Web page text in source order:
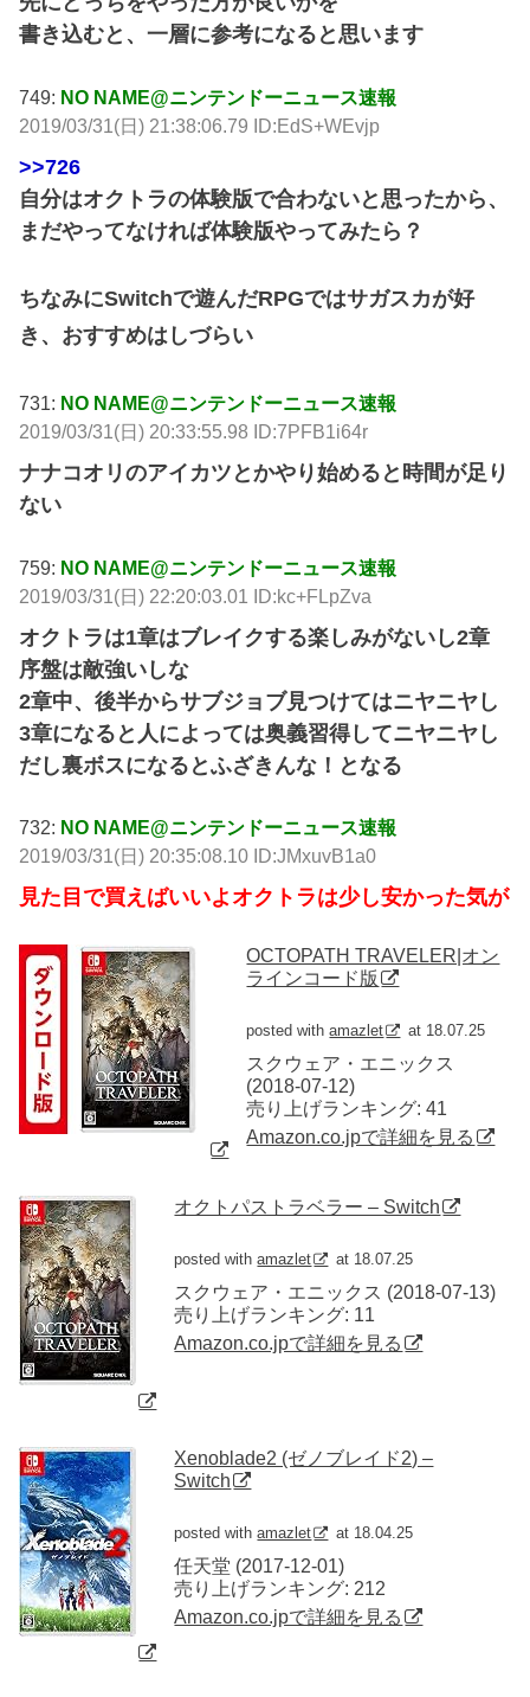
書き込むと、一層に参考になると思います
749: NO NAME@ニンテンドーニュース速報
2019/03/31(日) 21:38:06.79 ID:EdS+WEvjp
>>726
自分はオクトラの体験版で合わないと思ったから、
まだやってなければ体験版やってみたら？
ちなみにSwitchで遊んだRPGではサガスカが好
き、おすすめはしづらい
731: NO NAME@ニンテンドーニュース速報
2019/03/31(日) 20:33:55.98 ID:7PFB1i64r
ナナコオリのアイカツとかやり始めると時間が足り
ない
759: NO NAME@ニンテンドーニュース速報
2019/03/31(日) 22:20:03.01 ID:kc+FLpZva
オクトラは1章はブレイクする楽しみがないし2章
序盤は敵強いしな
2章中、後半からサブジョブ見つけてはニヤニヤし
3章になると人によっては奥義習得してニヤニヤし
だし裏ボスになるとふざきんな！となる
732: NO NAME@ニンテンドーニュース速報
2019/03/31(日) 20:35:08.10 ID:JMxuvB1a0
見た目で買えばいいよオクトラは少し安かった気が
OCTOPATH TRAVELER|オン
ラインコード版
posted withamazlet at 18.07.25
スクウェア・エニックス
(2018-07-12)
売り上げランキング: 41
Amazon.co.jpで詳細を見る
オクトパストラベラー – Switch
posted withamazlet at 18.07.25
スクウェア・エニックス (2018-07-13)
売り上げランキング: 11
Amazon.co.jpで詳細を見る
Xenoblade2 (ゼノブレイド2) –
Switch
posted withamazlet at 18.04.25
任天堂 (2017-12-01)
売り上げランキング: 212
Amazon.co.jpで詳細を見る